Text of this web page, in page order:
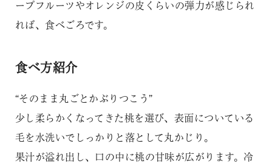
ープフルーツやオレンジの皮くらいの弾力が感じられ
れば、食べごろです。
食べ方紹介
“そのまま丸ごとかぶりつこう”
少し柔らかくなってきた桃を選び、表面についている
毛を水洗いでしっかりと落として丸かじり。
果汁が溢れ出し、口の中に桃の甘味が広がります。冷